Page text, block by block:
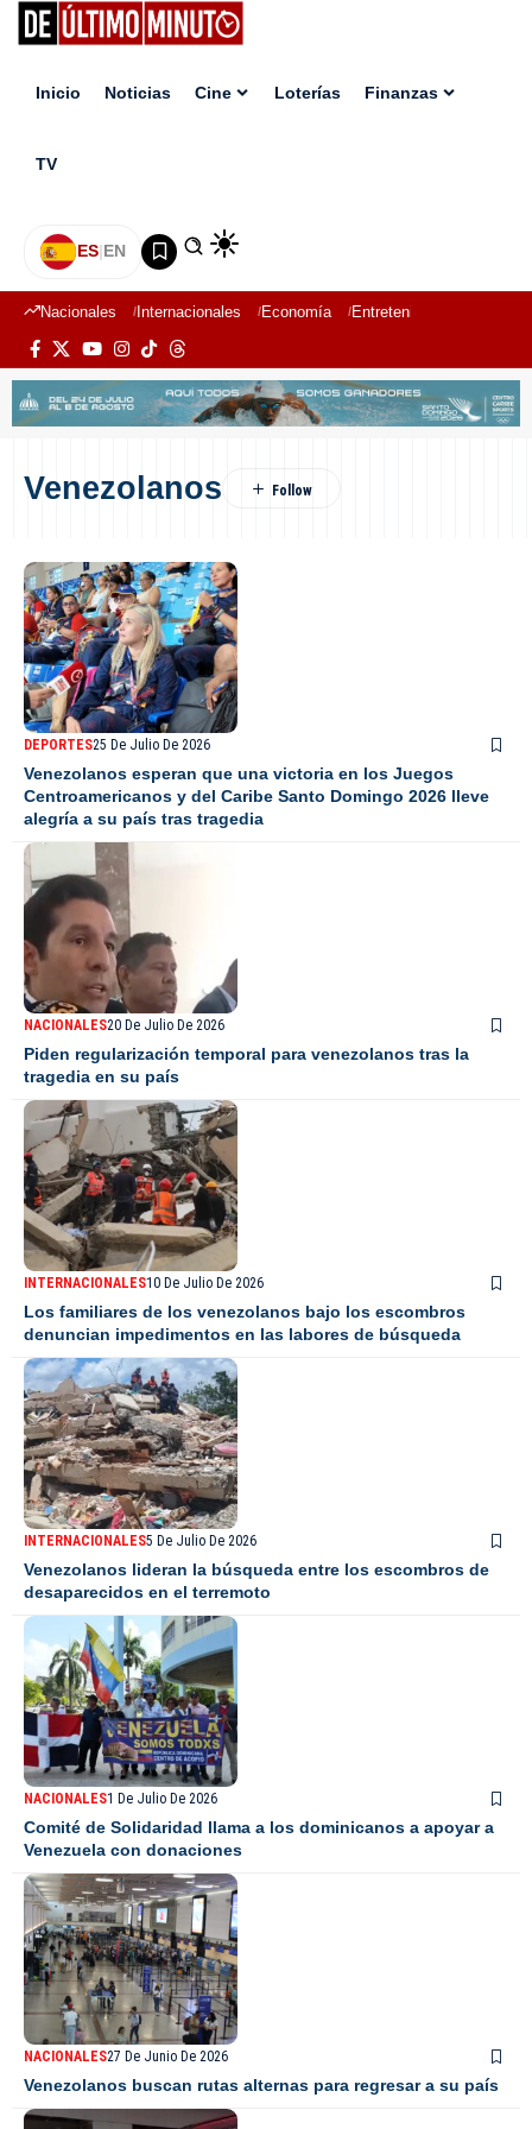
Inicio Noticias Cine Loterías Finanzas
TV
ES|EN
Nacionales Internacionales Economía Entretenimiento
Venezolanos
DEPORTES25 De Julio De 2026
Venezolanos esperan que una victoria en los Juegos
Centroamericanos y del Caribe Santo Domingo 2026 lleve
alegría a su país tras tragedia
NACIONALES20 De Julio De 2026
Piden regularización temporal para venezolanos tras la
tragedia en su país
INTERNACIONALES10 De Julio De 2026
Los familiares de los venezolanos bajo los escombros
denuncian impedimentos en las labores de búsqueda
INTERNACIONALES5 De Julio De 2026
Venezolanos lideran la búsqueda entre los escombros de
desaparecidos en el terremoto
NACIONALES1 De Julio De 2026
Comité de Solidaridad llama a los dominicanos a apoyar a
Venezuela con donaciones
NACIONALES27 De Junio De 2026
Venezolanos buscan rutas alternas para regresar a su país